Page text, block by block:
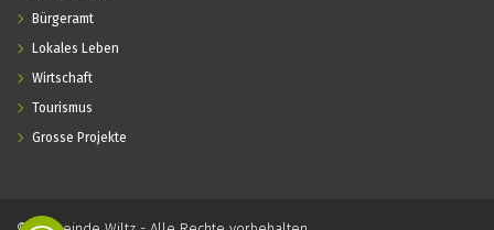
Bürgeramt
Lokales Leben
Wirtschaft
Tourismus
Grosse Projekte